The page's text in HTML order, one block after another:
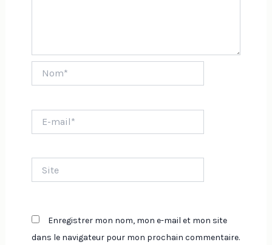
mail*
Enregistrer mon nom, mon e-mail et mon site
dans le navigateur pour mon prochain commentaire.